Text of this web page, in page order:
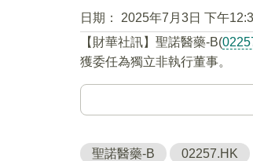
日期：
2025年7月3日 下午
【財華社訊】聖諾醫藥-B(
獲委任為獨立非執行董事。
聖諾醫藥-B 02257.HK